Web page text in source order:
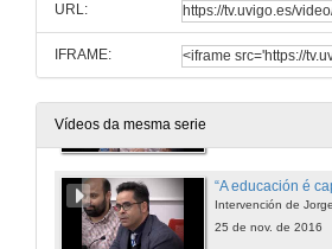
URL:
IFRAME:
Vídeos da mesma serie
25 de nov. de 2016
Intervención de
25 de nov. de 2016